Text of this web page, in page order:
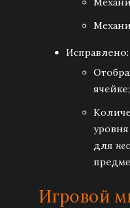
Исправлено:
ячейке;
для
Игровой